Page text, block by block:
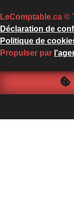
LeComptable.ca ©
Déclaration de
Politique de
Propulser par